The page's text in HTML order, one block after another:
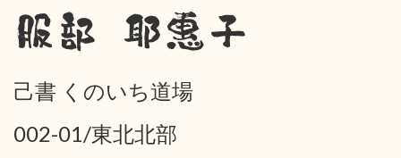
服部 耶惠子
己書 くのいち道場
002-01/東北北部